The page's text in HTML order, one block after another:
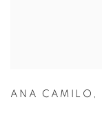
ANA CAMILO ,